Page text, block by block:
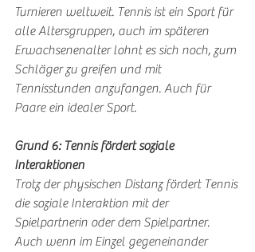
Turnieren weltweit. Tennis ist ein Sport für
alle Altersgruppen, auch im späteren
Erwachsenenalter lohnt es sich noch, zum
Schläger zu greifen und mit
Tennisstunden anzufangen. Auch für
Paare ein idealer Sport.
Grund 6: Tennis fördert soziale
Interaktionen
Trotz der physischen Distanz fördert Tennis
die soziale Interaktion mit der
Spielpartnerin oder dem Spielpartner.
Auch wenn im Einzel gegeneinander